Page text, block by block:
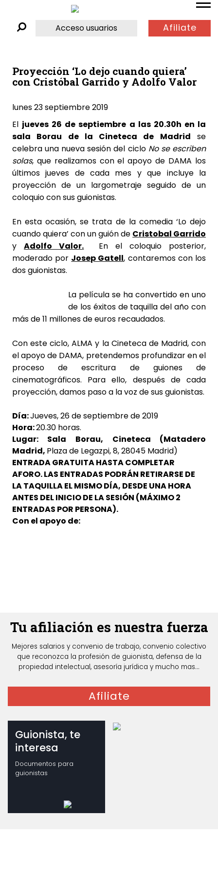
Acceso usuarios Afiliate
Proyección ‘Lo dejo cuando quiera’
con Cristóbal Garrido y Adolfo Valor
lunes 23 septiembre 2019
El jueves 26 de septiembre a las 20.30h en la
sala Borau de la Cineteca de Madrid se
celebra una nueva sesión del ciclo No se escriben
solas, que realizamos con el apoyo de DAMA los
últimos jueves de cada mes y que incluye la
proyección de un largometraje seguido de un
coloquio con sus guionistas.
En esta ocasión, se trata de la comedia ‘Lo dejo
cuando quiera’ con un guión de Cristobal Garrido
yAdolfo Valor. En el coloquio posterior,
moderado por Josep Gatell, contaremos con los
dos guionistas.
La película se ha convertido en uno
de los éxitos de taquilla del año con
más de 11 millones de euros recaudados.
Con este ciclo, ALMA y laCineteca de Madrid, con
el apoyo de DAMA, pretendemos profundizar en el
proceso de escritura de guiones de
cinematográficos. Para ello, después de cada
proyección, damos paso a la voz de sus guionistas.
Día:Jueves, 26 de septiembre de 2019
Hora:20.30 horas.
Lugar: Sala Borau, Cineteca (Matadero
Madrid, Plaza de Legazpi, 8, 28045 Madrid)
ENTRADA GRATUITA HASTA COMPLETAR
AFORO. LAS ENTRADAS PODRÁN RETIRARSE DE
LA TAQUILLA EL MISMO DÍA, DESDE UNA HORA
ANTES DEL INICIO DE LA SESIÓN (MÁXIMO 2
ENTRADAS POR PERSONA).
Con el apoyo de:
Tu afiliación es nuestra fuerza
Mejores salarios y convenio de trabajo, convenio colectivo
que reconozca la profesión de guionista, defensa de la
propiedad intelectual, asesoría jurídica y mucho mas...
Afiliate
Guionista, te
interesa
Documentos para
guionistas